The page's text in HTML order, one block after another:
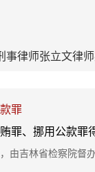
罪
罪、挪用公款罪
由吉林省检察院督